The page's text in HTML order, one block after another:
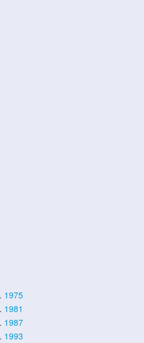
1975
1981
1987
1993